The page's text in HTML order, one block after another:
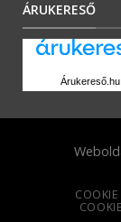
ÁRUKERESŐ
Árukereső.hu